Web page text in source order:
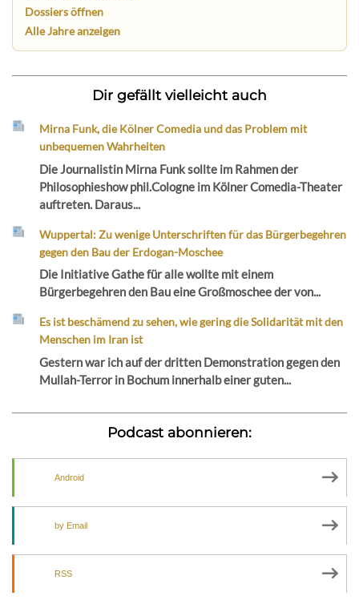
Dossiers öffnen
Alle Jahre anzeigen
Dir gefällt vielleicht auch
Mirna Funk, die Kölner Comedia und das Problem mit
unbequemen Wahrheiten
Die Journalistin Mirna Funk sollte im Rahmen der
Philosophieshow phil.Cologne im Kölner Comedia-Theater
auftreten. Daraus...
Wuppertal: Zu wenige Unterschriften für das Bürgerbegehren
gegen den Bau der Erdogan-Moschee
Die Initiative Gathe für alle wollte mit einem
Bürgerbegehren den Bau eine Großmoschee der von...
Es ist beschämend zu sehen, wie gering die Solidarität mit den
Menschen im Iran ist
Gestern war ich auf der dritten Demonstration gegen den
Mullah-Terror in Bochum innerhalb einer guten...
Podcast abonnieren:
Android
by Email
RSS